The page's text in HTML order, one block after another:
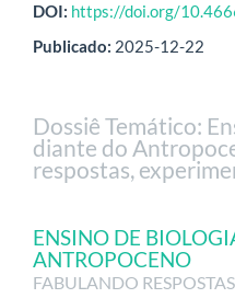
DOI: https://doi.org/
Publicado: 2025-12-22
Dossiê Temático:
diante do
respostas,
ENSINO DE
ANTROPOCENO
FABULANDO